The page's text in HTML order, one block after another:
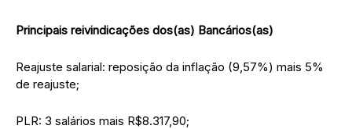
Principais reivindicações dos(as) Bancários(as)
Reajuste salarial: reposição da inflação (9,57%) mais 5%
de reajuste;
PLR: 3 salários mais R$8.317,90;